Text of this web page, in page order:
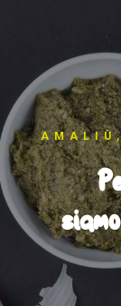
AMALIÙ
P
siamo